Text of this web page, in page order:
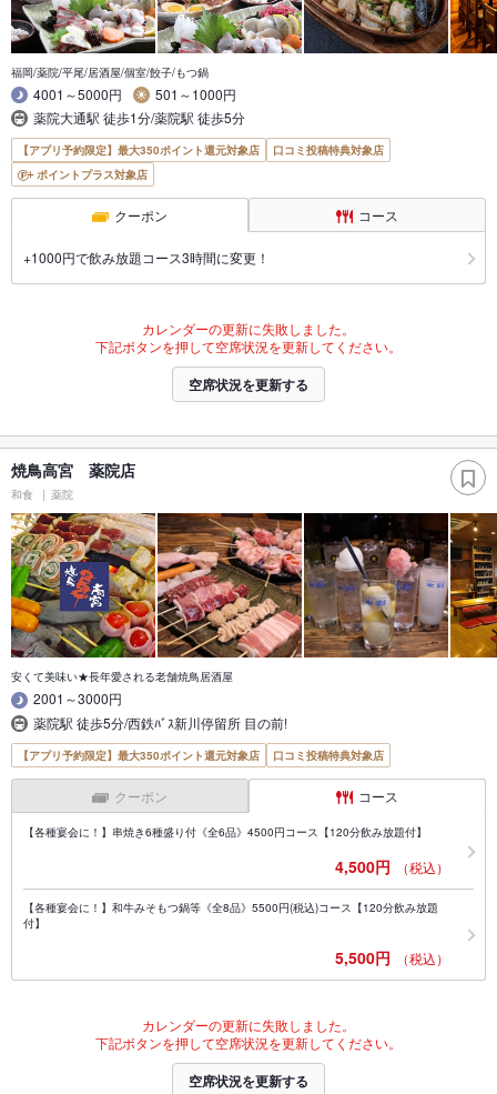
福岡/薬院/平尾/居酒屋/個室/餃子/もつ鍋
4001～5000円
501～1000円
薬院大通駅 徒歩1分/薬院駅 徒歩5分
【アプリ予約限定】最大350ポイント還元対象店
口コミ投稿特典対象店
ポイントプラス対象店
クーポン コース
+1000円で飲み放題コース3時間に変更！
カレンダーの更新に失敗しました。
下記ボタンを押して空席状況を更新してください。
空席状況を更新する
焼鳥高宮 薬院店
和食 薬院
安くて美味い★長年愛される老舗焼鳥居酒屋
2001～3000円
薬院駅 徒歩5分/西鉄ﾊﾞｽ新川停留所 目の前!
【アプリ予約限定】最大350ポイント還元対象店 口コミ投稿特典対象店
クーポン コース
【各種宴会に！】串焼き6種盛り付《全6品》4500円コース【120分飲み放題付】
4,500円 （税込）
【各種宴会に！】和牛みそもつ鍋等《全8品》5500円(税込)コース【120分飲み放題
付】
5,500円 （税込）
カレンダーの更新に失敗しました。
下記ボタンを押して空席状況を更新してください。
空席状況を更新する